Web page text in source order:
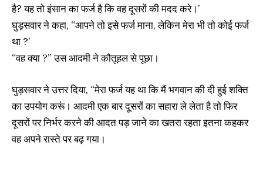
है? यह तो इंसान का फर्ज है कि वह दूसरों की मदद करे।’
घुड़सवार ने कहा, “आपने तो इसे फर्ज माना, लेकिन मेरा भी तो कोई फर्ज
था ?’
“वह क्या ?” उस आदमी ने कौतूहल से पूछा।
घुड़सवार ने उत्तर दिया, “मेरा फर्ज यह था कि मैं भगवान की दी हुई शक्ति
का उपयोग करूं। आदमी एक बार दूसरों का सहारा ले लेता है तो फिर
दूसरों पर निर्भर करने की आदत पड़ जाने का खतरा रहता इतना कहकर
वह अपने रास्ते पर बढ़ गया।